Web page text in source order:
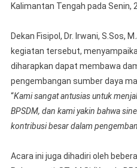
Kalimantan Tengah pada Senin,
Dekan Fisipol, Dr. Irwani, S.Sos,
kegiatan tersebut,
diharapkan dapat membawa
pengembangan sumber daya
“Kami sangat antusias untuk
BPSDM, dan kami yakin bahwa
kontribusi besar dalam
Acara ini juga dihadiri oleh